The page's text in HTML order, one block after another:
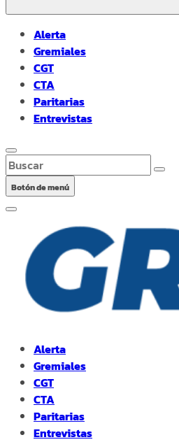
Alerta
Gremiales
CGT
CTA
Paritarias
Entrevistas
Buscar
Botón de menú
Alerta
Gremiales
CGT
CTA
Paritarias
Entrevistas